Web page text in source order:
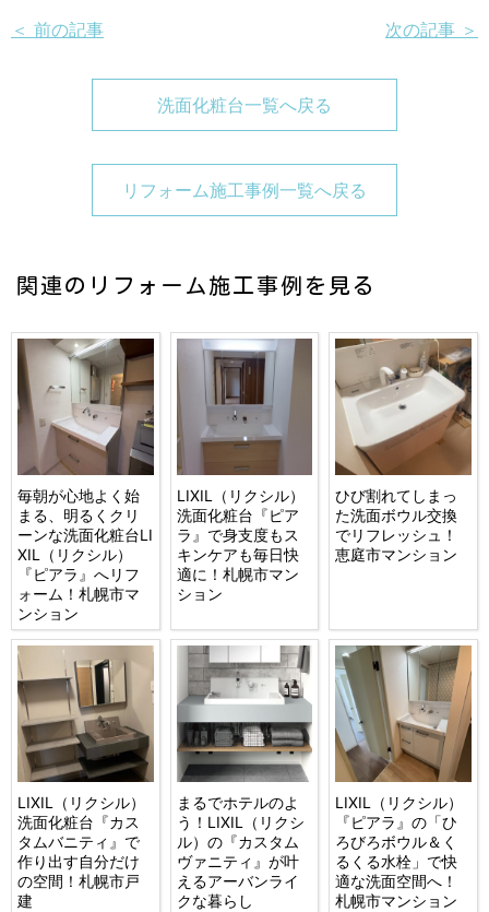
＜ 前の記事 次の記事 ＞
洗面化粧台一覧へ戻る
リフォーム施工事例一覧へ戻る
関連のリフォーム施工事例を見る
毎朝が心地よく始
まる、明るくクリ
ーンな洗面化粧台LI
XIL（リクシル）
『ピアラ』へリフ
ォーム！札幌市マ
ンション
LIXIL（リクシル）
洗面化粧台『ピア
ラ』で身支度もス
キンケアも毎日快
適に！札幌市マン
ション
ひび割れてしまっ
た洗面ボウル交換
でリフレッシュ！
恵庭市マンション
LIXIL（リクシル）
洗面化粧台『カス
タムバニティ』で
作り出す自分だけ
の空間！札幌市戸
建
まるでホテルのよ
う！LIXIL（リクシ
ル）の『カスタム
ヴァニティ』が叶
えるアーバンライ
クな暮らし
LIXIL（リクシル）
『ピアラ』の「ひ
ろびろボウル＆く
るくる水栓」で快
適な洗面空間へ！
札幌市マンション